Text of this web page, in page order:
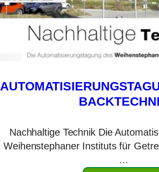
Nachhaltige Technik Die
Weihenstephaner Instituts für
…